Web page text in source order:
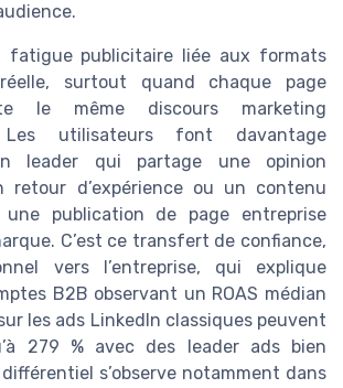
fatigue publicitaire liée aux formats
surtout quand chaque page
le même discours marketing
Les utilisateurs font davantage
leader qui partage une opinion
retour d’expérience ou un contenu
une publication de page entreprise
C’est ce transfert de confiance,
vers l’entreprise, qui explique
B2B observant un ROAS médian
sur les ads LinkedIn classiques peuvent
279 % avec des leader ads bien
s’observe notamment dans